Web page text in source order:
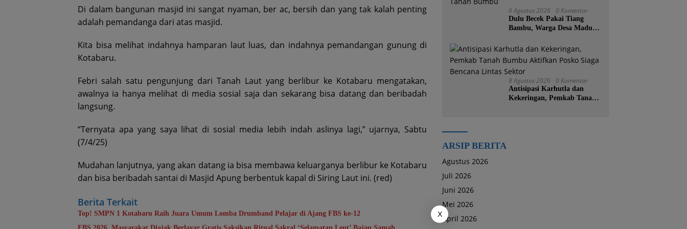
Di dalam bangunan masjid ini sangat nyaman, ber ac, bersih dan yang tak kalah penting
adalah pemandanga dari atas masjid.
Kita bisa melihat indahnya hamparan laut luas, dan indahnya pemandangan gunung di
Kotabaru.
Febri salah satu pengunjung dari Tanah Laut yang berlibur ke Kotabaru mengatakan,
awalnya ia hanya melihat di media sosial saja dan sekarang bisa datang dan beribadah
langsung.
“Ternyata apa yang saya lihat di sosial media lebih indah aslinya lagi,” ujarnya, Sabtu
(7/4/25)
Mudahan lanjutnya, yang akan datang ia bisa membawa keluarganya berlibur ke Kotabaru
dan bisa beribadah santai di Masjid Apung berbentuk kapal di Siring Laut ini. (red)
Berita Terkait
Top! SMPN 1 Kotabaru Raih Juara Umum Lomba Drumband Pelajar di Ajang FBS ke-12
6 Agustus 2026 0 Komentar
Dulu Becek Pakai Tiang
Bambu, Warga Desa Madu
Lapangan Voli Permanen
Berkat Program Bupati
Tanah Bumbu
8 Agustus 2026 0 Komentar
Antisipasi Karhutla dan
Kekeringan, Pemkab Tanah
ARSIP BERITA
Agustus 2026
Juli 2026
Juni 2026
Mei 2026
April 2026
X